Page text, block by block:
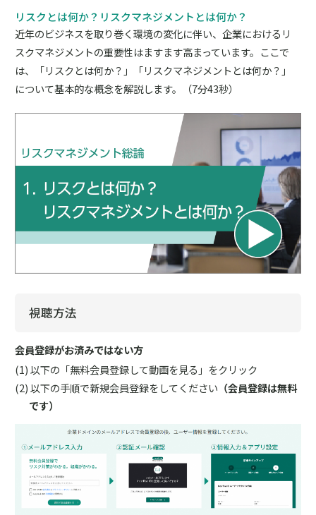
リスクとは何か？リスクマネジメントとは何か？
近年のビジネスを取り巻く環境の変化に伴い、企業におけるリ
スクマネジメントの重要性はますます高まっています。ここで
は、「リスクとは何か？」「リスクマネジメントとは何か？」
について基本的な概念を解説します。（7分43秒）
視聴方法
会員登録がお済みではない方
以下の「無料会員登録して動画を見る」をクリック
以下の手順で新規会員登録をしてください （会員登録は無料
です）